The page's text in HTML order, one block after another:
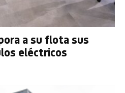
a su flota sus
eléctricos